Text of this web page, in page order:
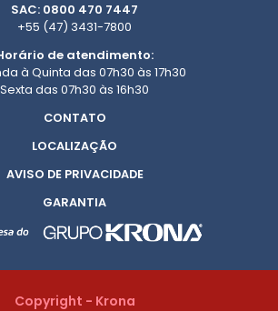
SAC: 0800 470 7447
+55 (47) 3431-7800
de atendimento:
à Quinta das 07h30 às 17h30
Sexta das 07h30 às 16h30
CONTATO
LOCALIZAÇÃO
AVISO DE PRIVACIDADE
GARANTIA
Copyright - Krona